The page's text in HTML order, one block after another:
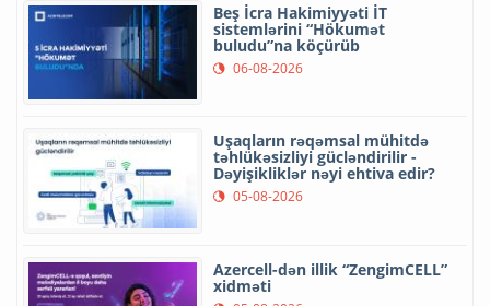
Beş İcra Hakimiyyəti İT
sistemlərini “Hökumət
buludu”na köçürüb
06-08-2026
Uşaqların rəqəmsal mühitdə
təhlükəsizliyi gücləndirilir -
Dəyişikliklər nəyi ehtiva edir?
05-08-2026
Azercell-dən illik “ZengimCELL”
xidməti